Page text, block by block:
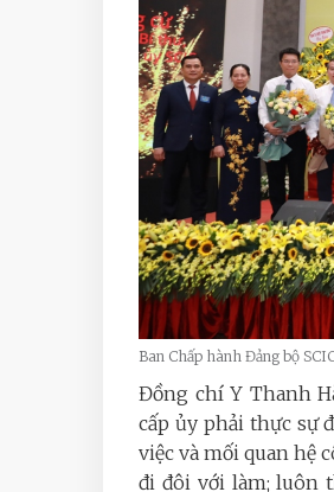
Ban Chấp hành Đảng bộ
Đồng chí Y Thanh
cấp ủy phải thực sự
việc và mối quan hệ
đi đôi với làm; luôn